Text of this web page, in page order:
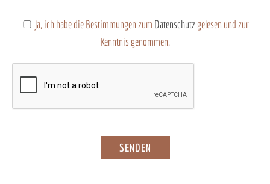
Ja, ich habe die Bestimmungen zum Datenschutzgelesen und zur
Kenntnis genommen.